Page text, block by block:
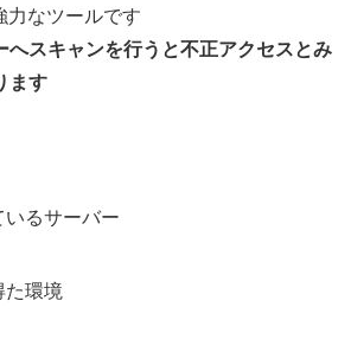
力なツールです
へスキャンを行うと不正アクセスとみ
ます
るサーバー
た環境